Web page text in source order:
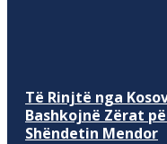
Të Rinjtë nga
Bashkojnë Zërat
Shëndetin Mendor